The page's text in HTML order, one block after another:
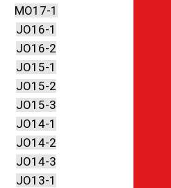
MO17-1
JO16-1
JO16-2
JO15-1
JO15-2
JO15-3
JO14-1
JO14-2
JO14-3
JO13-1